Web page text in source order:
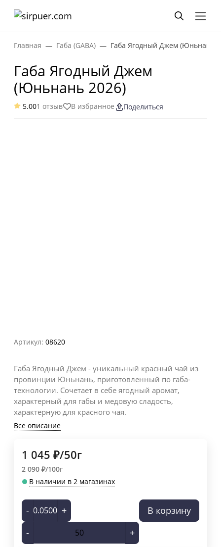
Главная Габа (GABA) Габа Ягодный Джем (Юньнань
Габа Ягодный Джем
(Юньнань 2026)
5.001 отзыв В избранное Поделиться
Артикул: 08620
Габа Ягодный Джем - уникальный красный чай из
провинции Юньнань, приготовленный по габа-
технологии. Сочетает в себе ягодный аромат,
характерный для габы и медовую сладость,
характерную для красного чая.
Все описание
1 045 ₽/50г
2 090 ₽/100г
В наличии в 2 магазинах
-
+
-
+
В корзину